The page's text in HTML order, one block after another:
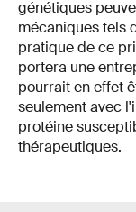
génétiques
mécaniques tels
pratique de ce
portera une
pourrait en effet
seulement avec
protéine
thérapeutiques.